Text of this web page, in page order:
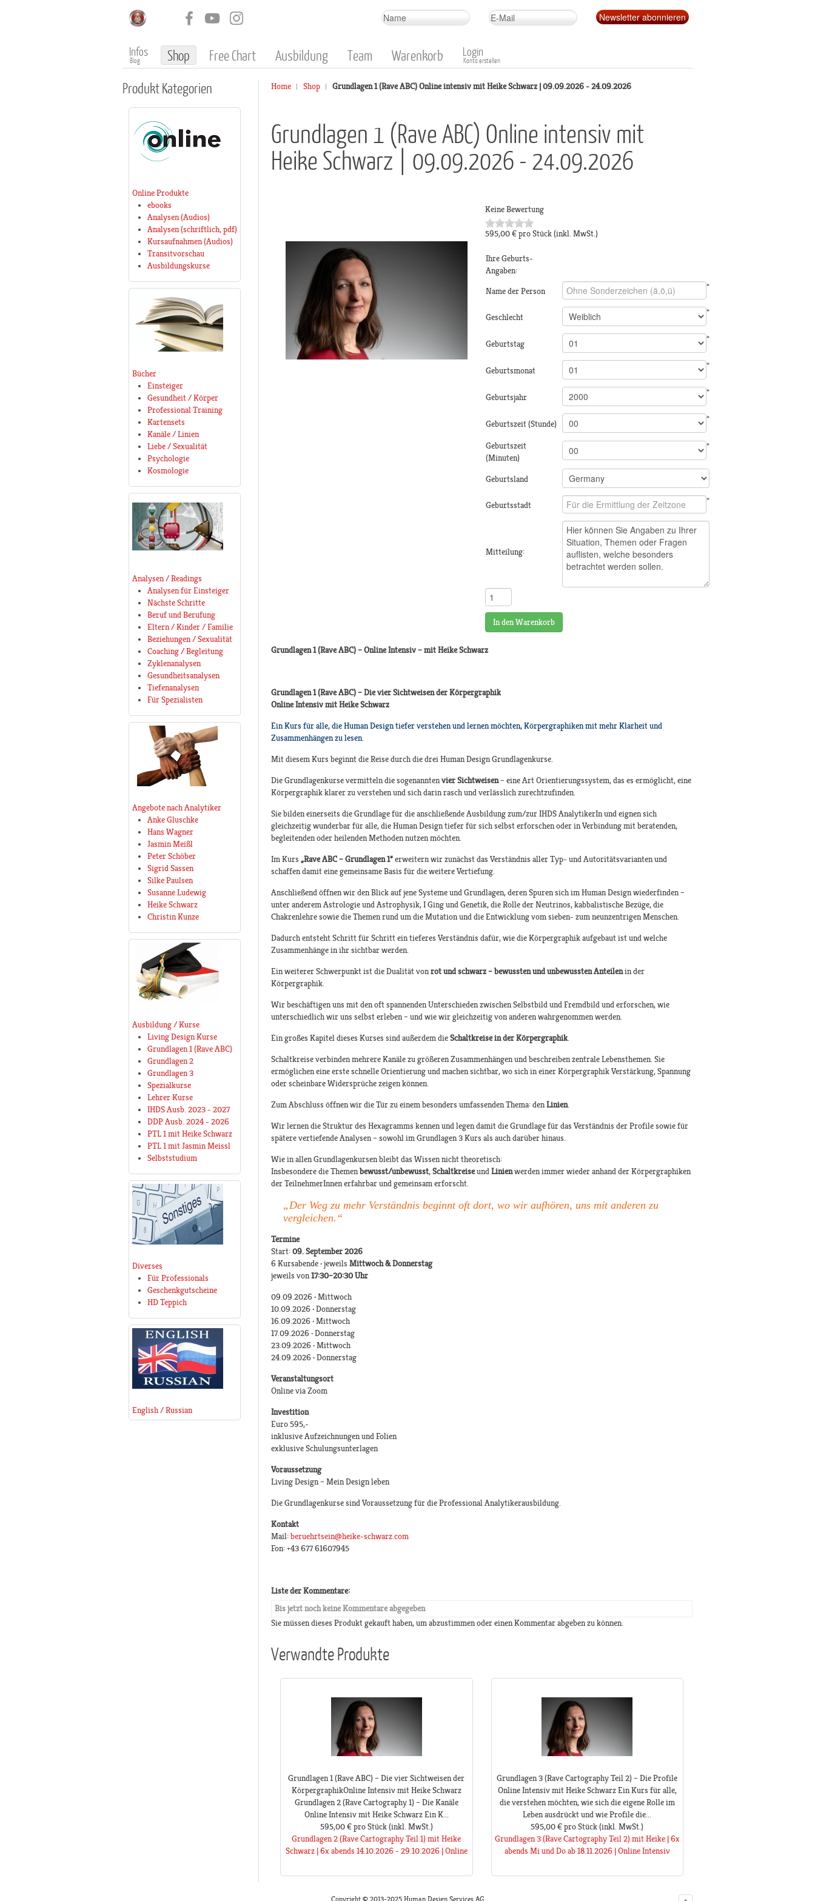
Infos
Blog Shop Free Chart Ausbildung Team Warenkorb Login
Konto erstellen
Home Shop Grundlagen 1 (Rave ABC) Online intensiv mit Heike Schwarz | 09.09.2026 - 24.09.2026
Grundlagen 1 (Rave ABC) Online intensiv mit
Heike Schwarz | 09.09.2026 - 24.09.2026
Keine Bewertung
595,00 € pro Stück(inkl. MwSt.)
Ihre Geburts-
Angaben:
Name der Person
*
Geschlecht *
Geburtstag *
Geburtsmonat *
Geburtsjahr *
Geburtszeit (Stunde) *
Geburtszeit
(Minuten)
*
Geburtsland
Geburtsstadt *
Mitteilung:
In den Warenkorb
Grundlagen 1 (Rave ABC) – Online Intensiv – mit Heike Schwarz
Grundlagen 1 (Rave ABC) – Die vier Sichtweisen der Körpergraphik
Online Intensiv mit Heike Schwarz
Ein Kurs für alle, die Human Design tiefer verstehen und lernen möchten, Körpergraphiken mit mehr Klarheit und
Zusammenhängen zu lesen.
Mit diesem Kurs beginnt die Reise durch die drei Human Design Grundlagenkurse.
Die Grundlagenkurse vermitteln die sogenanntenvier Sichtweisen– eine Art Orientierungssystem, das es ermöglicht, eine
Körpergraphik klarer zu verstehen und sich darin rasch und verlässlich zurechtzufinden.
Sie bilden einerseits die Grundlage für die anschließende Ausbildung zum/zur IHDS AnalytikerIn und eignen sich
gleichzeitig wunderbar für alle, die Human Design tiefer für sich selbst erforschen oder in Verbindung mit beratenden,
begleitenden oder heilenden Methoden nutzen möchten.
Im Kurs „Rave ABC – Grundlagen 1“erweitern wir zunächst das Verständnis aller Typ- und Autoritätsvarianten und
schaffen damit eine gemeinsame Basis für die weitere Vertiefung.
Anschließend öffnen wir den Blick auf jene Systeme und Grundlagen, deren Spuren sich im Human Design wiederfinden –
unter anderem Astrologie und Astrophysik, I Ging und Genetik, die Rolle der Neutrinos, kabbalistische Bezüge, die
Chakrenlehre sowie die Themen rund um die Mutation und die Entwicklung vom sieben- zum neunzentrigen Menschen.
Dadurch entsteht Schritt für Schritt ein tieferes Verständnis dafür, wie die Körpergraphik aufgebaut ist und welche
Zusammenhänge in ihr sichtbar werden.
Ein weiterer Schwerpunkt ist die Dualität vonrot und schwarz – bewussten und unbewussten Anteilenin der
Körpergraphik.
Wir beschäftigen uns mit den oft spannenden Unterschieden zwischen Selbstbild und Fremdbild und erforschen, wie
unterschiedlich wir uns selbst erleben – und wie wir gleichzeitig von anderen wahrgenommen werden.
Ein großes Kapitel dieses Kurses sind außerdem dieSchaltkreise in der Körpergraphik.
Schaltkreise verbinden mehrere Kanäle zu größeren Zusammenhängen und beschreiben zentrale Lebensthemen. Sie
ermöglichen eine erste schnelle Orientierung und machen sichtbar, wo sich in einer Körpergraphik Verstärkung, Spannung
oder scheinbare Widersprüche zeigen können.
Zum Abschluss öffnen wir die Tür zu einem besonders umfassenden Thema: denLinien.
Wir lernen die Struktur des Hexagramms kennen und legen damit die Grundlage für das Verständnis der Profile sowie für
spätere vertiefende Analysen – sowohl im Grundlagen 3 Kurs als auch darüber hinaus.
Wie in allen Grundlagenkursen bleibt das Wissen nicht theoretisch:
Insbesondere die Themenbewusst/unbewusst,SchaltkreiseundLinienwerden immer wieder anhand der Körpergraphiken
der TeilnehmerInnen erfahrbar und gemeinsam erforscht.
„Der Weg zu mehr Verständnis beginnt oft dort, wo wir aufhören, uns mit anderen zu
vergleichen.“
Termine
Start:09. September 2026
6 Kursabende · jeweils Mittwoch & Donnerstag
jeweils von17:30–20:30 Uhr
09.09.2026 · Mittwoch
10.09.2026 · Donnerstag
16.09.2026 · Mittwoch
17.09.2026 · Donnerstag
23.09.2026 · Mittwoch
24.09.2026 · Donnerstag
Veranstaltungsort
Online via Zoom
Investition
Euro 595,-
inklusive Aufzeichnungen und Folien
exklusive Schulungsunterlagen
Voraussetzung
Living Design – Mein Design leben
Die Grundlagenkurse sind Voraussetzung für die Professional Analytikerausbildung.
Kontakt
Mail:beruehrtsein@heike-schwarz.com
Fon: +43 677 61607945
Liste der Kommentare:
Bis jetzt noch keine Kommentare abgegeben
Sie müssen dieses Produkt gekauft haben, um abzustimmen oder einen Kommentar abgeben zu können.
Verwandte Produkte
Grundlagen 1 (Rave ABC) – Die vier Sichtweisen der
KörpergraphikOnline Intensiv mit Heike Schwarz
Grundlagen 2 (Rave Cartography 1) – Die Kanäle
Online Intensiv mit Heike Schwarz Ein K...
595,00 €pro Stück(inkl. MwSt.)
Grundlagen 2 (Rave Cartography Teil 1) mit Heike
Schwarz | 6x abends 14.10.2026 - 29.10.2026 | Online
Grundlagen 3 (Rave Cartography Teil 2) – Die Profile
Online Intensiv mit Heike Schwarz Ein Kurs für alle,
die verstehen möchten, wie sich die eigene Rolle im
Leben ausdrückt und wie Profile die...
595,00 €pro Stück(inkl. MwSt.)
Grundlagen 3 (Rave Cartography Teil 2) mit Heike | 6x
abends Mi und Do ab 18.11.2026 | Online Intensiv
ProduktKategorien
Online Produkte
ebooks
Analysen (Audios)
Analysen (schriftlich, pdf)
Kursaufnahmen (Audios)
Transitvorschau
Ausbildungskurse
Bücher
Einsteiger
Gesundheit / Körper
Professional Training
Kartensets
Kanäle / Linien
Liebe / Sexualität
Psychologie
Kosmologie
Analysen / Readings
Analysen für Einsteiger
Nächste Schritte
Beruf und Berufung
Eltern / Kinder / Familie
Beziehungen / Sexualität
Coaching / Begleitung
Zyklenanalysen
Gesundheitsanalysen
Tiefenanalysen
Für Spezialisten
Angebote nach Analytiker
Anke Gluschke
Hans Wagner
Jasmin Meißl
Peter Schöber
Sigrid Sassen
Silke Paulsen
Susanne Ludewig
Heike Schwarz
Christin Kunze
Ausbildung / Kurse
Living Design Kurse
Grundlagen 1 (Rave ABC)
Grundlagen 2
Grundlagen 3
Spezialkurse
Lehrer Kurse
IHDS Ausb. 2023 - 2027
DDP Ausb. 2024 - 2026
PTL 1 mit Heike Schwarz
PTL 1 mit Jasmin Meissl
Selbststudium
Diverses
Für Professionals
Geschenkgutscheine
HD Teppich
English / Russian